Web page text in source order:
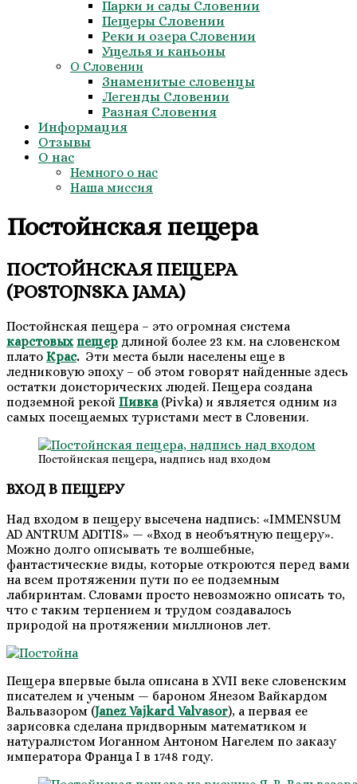
Парки и сады Словении
Пещеры Словении
Реки и озера Словении
Ущелья и каньоны
О Словении
Знаменитые словенцы
Легенды Словении
Разная Словения
Информация
Отзывы
О нас
Немного о нас
Наша миссия
Постойнская пещера
ПОСТОЙНСКАЯ ПЕЩЕРА
(POSTOJNSKA JAMA)
Постойнская пещера – это огромная система
карстовых пещер длиной более 23 км. на словенском
плато Крас.Эти места были населены еще в
ледниковую эпоху – об этом говорят найденные здесь
остатки доисторических людей. Пещера создана
подземной рекой Пивка (Pivka) и является одним из
самых посещаемых туристами мест в Словении.
Постойнская пещера, надпись над входом
ВХОД В ПЕЩЕРУ
Над входом в пещеру высечена надпись: «IMMENSUM
AD ANTRUM ADITIS» — «Вход в необъятную пещеру».
Можно долго описывать те волшебные,
фантастические виды, которые откроются перед вами
на всем протяжении пути по ее подземным
лабиринтам. Словами просто невозможно описать то,
что с таким терпением и трудом создавалось
природой на протяжении миллионов лет.
Пещера впервые была описана в XVII веке словенским
писателем и ученым — бароном Янезом Вайкардом
Вальвазором (Janez Vajkard Valvasor), а первая ее
зарисовка сделана придворным математиком и
натуралистом Иоганном Антоном Нагелем по заказу
императора Франца I в 1748 году.